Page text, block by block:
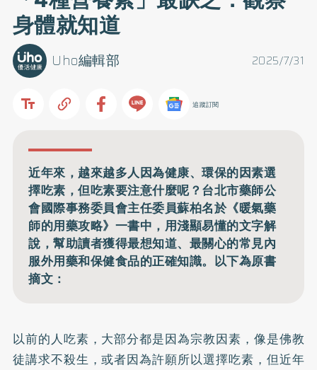
身體就知道
2025/7/31
Uho編輯部
追蹤訂閱
近年來，越來越多人因為健康、環保的因素選
擇吃素，但吃素要注意什麼呢？台北市藥師公
會國際事務委員會主任委員蘇柏名於《暖氣藥
師的用藥攻略》一書中，用淺顯易懂的文字解
說，幫助讀者獲得最想知道、最關心的常見內
服外用藥和保健食品的正確知識。以下為原書
摘文：
以前的人吃素，大部分都是因為宗教因素，像是佛教
徒講求不殺生，或者因為許願所以選擇吃素，但近年